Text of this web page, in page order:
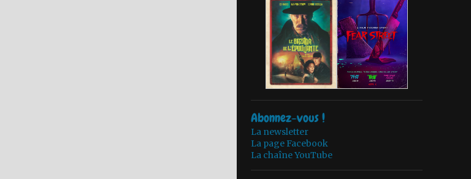
Abonnez-vous !
La newsletter
La page Facebook
La chaîne YouTube